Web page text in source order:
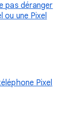
pas déranger
ou une Pixel
Pixel